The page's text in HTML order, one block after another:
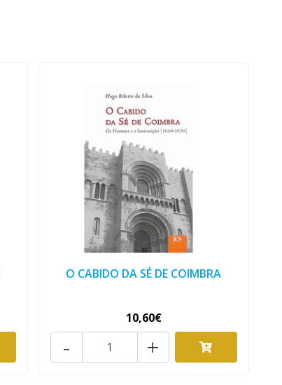
O CABIDO DA SÉ DE COIMBRA
10,60€
+
-